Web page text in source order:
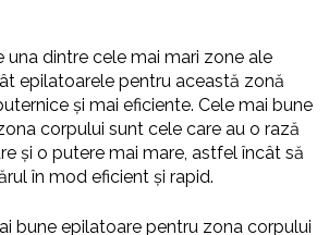
una dintre cele mai mari zone ale
epilatoarele pentru această zonă
și mai eficiente. Cele mai bune
corpului sunt cele care au o rază
și o putere mai mare, astfel încât să
în mod eficient și rapid.
bune epilatoare pentru zona corpului